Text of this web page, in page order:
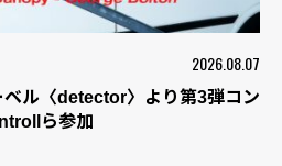
2026.08.07
ル〈detector〉より第3弾コン
ら参加